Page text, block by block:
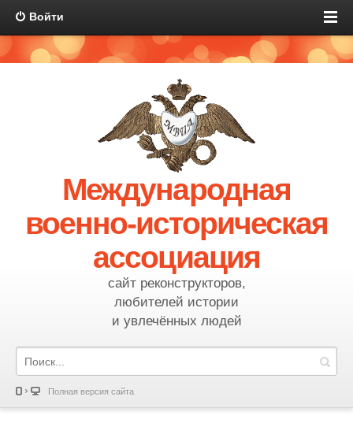
Войти
Международная
военно-историческая
ассоциация
сайт реконструкторов,
любителей истории
и увлечённых людей
Полная версия сайта